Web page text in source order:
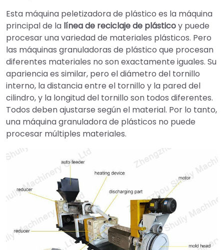
Esta máquina peletizadora de plástico es la máquina
principal de la línea de reciclaje de plásticoy puede
procesar una variedad de materiales plásticos. Pero
las máquinas granuladoras de plástico que procesan
diferentes materiales no son exactamente iguales. Su
apariencia es similar, pero el diámetro del tornillo
interno, la distancia entre el tornillo y la pared del
cilindro, y la longitud del tornillo son todos diferentes.
Todos deben ajustarse según el material. Por lo tanto,
una máquina granuladora de plásticos no puede
procesar múltiples materiales.